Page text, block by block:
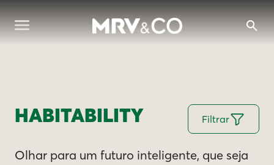
HABITABILITY Filtrar
Olhar para um futuro inteligente, que seja